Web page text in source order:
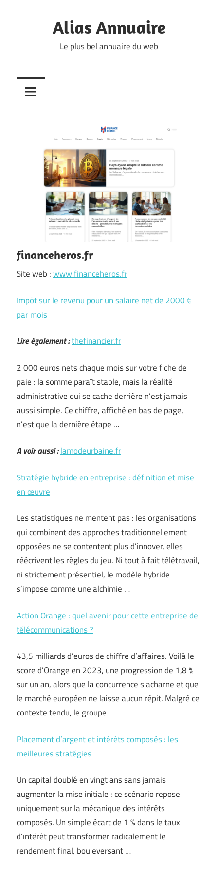
Alias Annuaire
Le plus bel annuaire du web
financeheros.fr
Site web :www.financeheros.fr
Impôt sur le revenu pour un salaire net de 2000 €
par mois
Lire également :thefinancier.fr
2 000 euros nets chaque mois sur votre fiche de
paie : la somme paraît stable, mais la réalité
administrative qui se cache derrière n’est jamais
aussi simple. Ce chiffre, affiché en bas de page,
n’est que la dernière étape …
A voir aussi :lamodeurbaine.fr
Stratégie hybride en entreprise : définition et mise
en œuvre
Les statistiques ne mentent pas : les organisations
qui combinent des approches traditionnellement
opposées ne se contentent plus d’innover, elles
réécrivent les règles du jeu. Ni tout à fait télétravail,
ni strictement présentiel, le modèle hybride
s’impose comme une alchimie …
Action Orange : quel avenir pour cette entreprise de
télécommunications ?
43,5 milliards d’euros de chiffre d’affaires. Voilà le
score d’Orange en 2023, une progression de 1,8 %
sur un an, alors que la concurrence s’acharne et que
le marché européen ne laisse aucun répit. Malgré ce
contexte tendu, le groupe …
Placement d’argent et intérêts composés : les
meilleures stratégies
Un capital doublé en vingt ans sans jamais
augmenter la mise initiale : ce scénario repose
uniquement sur la mécanique des intérêts
composés. Un simple écart de 1 % dans le taux
d’intérêt peut transformer radicalement le
rendement final, bouleversant …